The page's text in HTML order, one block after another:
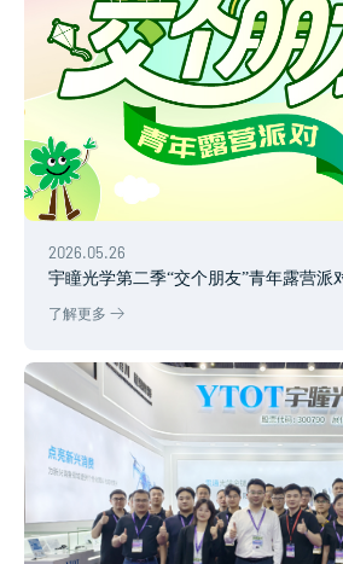
2026.05.26
宇瞳光学第二季“交个朋友”青年露营派
了解更多